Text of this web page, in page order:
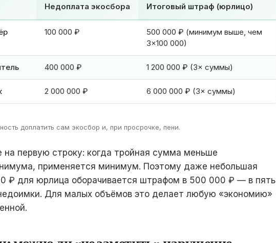
Недоплата экосбора Итоговый штраф (юрлицо)
100 000 ₽
500 000 ₽ (минимум выше, чем
3×100 000)
400 000 ₽ 1 200 000 ₽ (3× суммы)
2 000 000 ₽ 6 000 000 ₽ (3× суммы)
доплатить сам экосбор и, при просрочке, пени.
на первую строку: когда тройная сумма меньше
применяется минимум. Поэтому даже небольшая
₽ для юрлица оборачивается штрафом в 500 000 ₽ — в пять
Для малых объёмов это делает любую «экономию»